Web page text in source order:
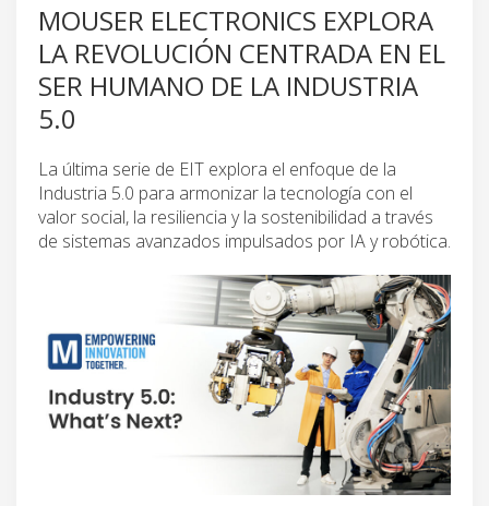
MOUSER ELECTRONICS EXPLORA
LA REVOLUCIÓN CENTRADA EN EL
SER HUMANO DE LA INDUSTRIA
5.0
La última serie de EIT explora el enfoque de la
Industria 5.0 para armonizar la tecnología con el
valor social, la resiliencia y la sostenibilidad a través
de sistemas avanzados impulsados ​​por IA y robótica.